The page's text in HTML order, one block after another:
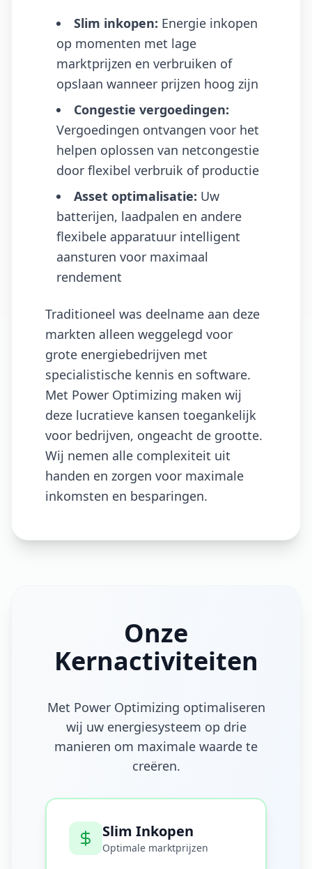
Slim inkopen: Energie inkopen
op momenten met lage
marktprijzen en verbruiken of
opslaan wanneer prijzen hoog zijn
Congestie vergoedingen:
Vergoedingen ontvangen voor het
helpen oplossen van netcongestie
door flexibel verbruik of productie
Asset optimalisatie: Uw
batterijen, laadpalen en andere
flexibele apparatuur intelligent
aansturen voor maximaal
rendement
Traditioneel was deelname aan deze
markten alleen weggelegd voor
grote energiebedrijven met
specialistische kennis en software.
Met Power Optimizing maken wij
deze lucratieve kansen toegankelijk
voor bedrijven, ongeacht de grootte.
Wij nemen alle complexiteit uit
handen en zorgen voor maximale
inkomsten en besparingen.
Onze
Kernactiviteiten
Met Power Optimizing optimaliseren
wij uw energiesysteem op drie
manieren om maximale waarde te
creëren.
Slim Inkopen
Optimale marktprijzen